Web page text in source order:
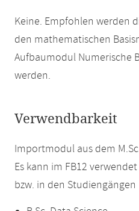
Keine. Empfohlen werden
den mathematischen
Aufbaumodul Numerische
werden.
Verwendbarkeit
Importmodul aus dem
Es kann im FB12
bzw. in den Studiengängen